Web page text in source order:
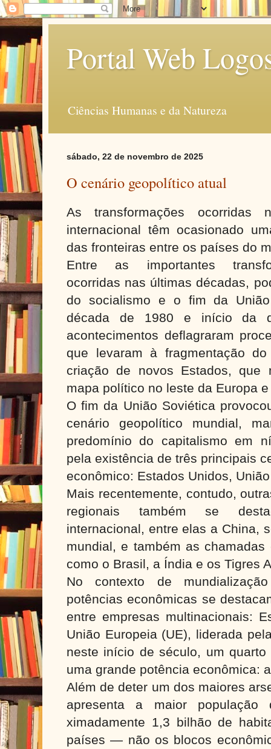
Portal Web
Ciências Humanas e da Natureza
sábado, 22 de novembro de 2025
O cenário geopolítico atual
As transformações ocorridas
internacional têm ocasionado
das fronteiras entre os países do
Entre as importantes
ocorridas nas últimas décadas,
do socialismo e o fim da
década de 1980 e início da
acontecimentos deflagraram
que levaram à fragmentação
criação de novos Estados, que
mapa político no leste da Europa
O fim da União Soviética
cenário geopolítico mundial,
predomínio do capitalismo em
pela existência de três principais
econômico: Estados Unidos,
Mais recentemente, contudo,
regionais também se
internacional, entre elas a China,
mundial, e também as chamadas
como o Brasil, a Índia e os Tigres
No contexto de
potências econômicas se
entre empresas multinacionais:
União Europeia (UE), liderada
neste início de século, um
uma grande potência econômica:
Além de deter um dos maiores
apresenta a maior
ximadamente 1,3 bilhão de
países — não os blocos